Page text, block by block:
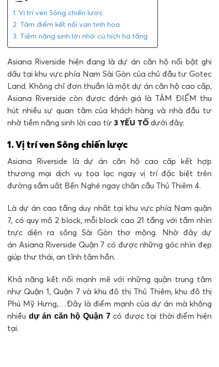
1. Vị trí ven Sông chiến lược
2. Tâm điểm kết nối vạn tinh hoa
3. Tiềm năng sinh lời nhờ cú hích hạ tầng
Asiana Riverside hiện đang là dự án căn hộ nổi bật ghi
dấu tại khu vực phía Nam Sài Gòn của chủ đầu tư Gotec
Land. Không chỉ đơn thuần là một dự án căn hộ cao cấp,
Asiana Riverside còn được đánh giá là TÂM ĐIỂM thu
hút nhiều sự quan tâm của khách hàng và nhà đầu tư
nhờ tiềm năng sinh lời cao từ 3 YẾU TỐ dưới đây:
1. Vị trí ven Sông chiến lược
Asiana Riverside là dự án căn hộ cao cấp kết hợp
thương mại dịch vụ tọa lạc ngay vị trí đặc biệt trên
đường sầm uất Bến Nghé ngay chân cầu Thủ Thiêm 4.
Là dự án cao tầng duy nhất tại khu vực phía Nam quận
7, có quy mô 2 block, mỗi block cao 21 tầng với tầm nhìn
trực diện ra sông Sài Gòn thơ mộng. Nhờ đây dự
án Asiana Riverside Quận 7 có được những góc nhìn đẹp
giúp thư thái, an tĩnh tâm hồn.
Khả năng kết nối mạnh mẽ với những quận trung tâm
như Quận 1, Quận 7 và khu đô thị Thủ Thiêm, khu đô thị
Phú Mỹ Hưng,…Đây là điểm mạnh của dự án mà không
nhiều dự án căn hộ Quận 7có được tại thời điểm hiện
tại.